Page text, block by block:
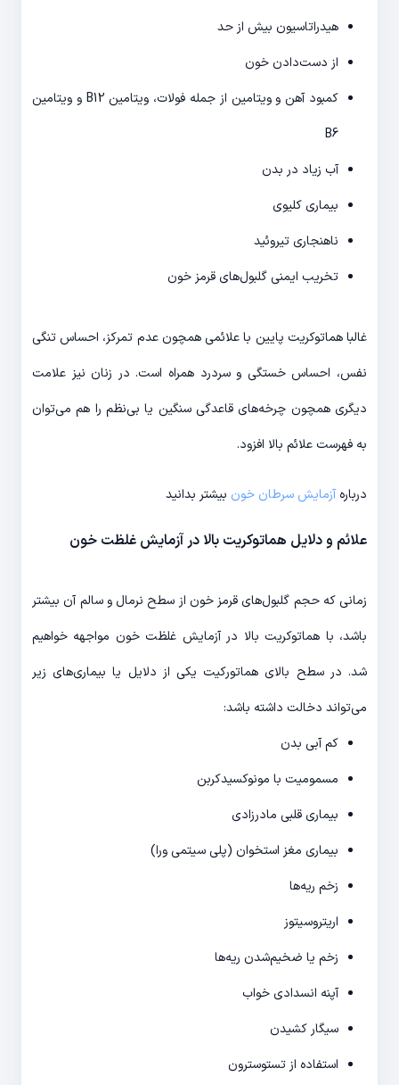
هیدراتاسیون بیش از حد
از دست‌دادن خون
کمبود آهن و ویتامین از جمله فولات، ویتامین B12 و ویتامین
B6
آب زیاد در بدن
بیماری کلیوی
ناهنجاری تیروئید
تخریب ایمنی گلبول‌های قرمز خون
غالبا هماتوکریت پایین با علائمی همچون عدم تمرکز، احساس تنگی
نفس، احساس خستگی و سردرد همراه است. در زنان نیز علامت
دیگری همچون چرخه‌های قاعدگی سنگین یا بی‌نظم را هم می‌توان
به فهرست علائم بالا افزود.
درباره آزمایش سرطان خون بیشتر بدانید
علائم و دلایل هماتوکریت بالا در آزمایش غلظت خون
زمانی که حجم گلبول‌های قرمز خون از سطح نرمال و سالم آن بیشتر
باشد، با هماتوکریت بالا در آزمایش غلظت خون مواجهه خواهیم
شد. در سطح بالای هماتورکیت یکی از دلایل یا بیماری‌های زیر
می‌تواند دخالت داشته باشد:
کم آبی بدن
مسمومیت با مونوکسیدکربن
بیماری قلبی مادرزادی
بیماری مغز استخوان (پلی سیتمی ورا)
زخم ریه‌ها
اریتروسیتوز
زخم یا ضخیم‌شدن ریه‌ها
آپنه انسدادی خواب
سیگار کشیدن
استفاده از تستوسترون